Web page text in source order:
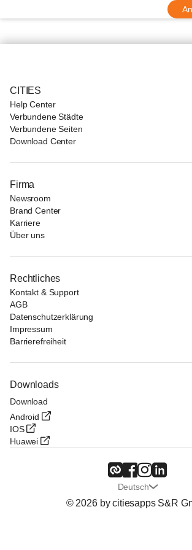
CITIES
Help Center
Verbundene Städte
Verbundene Seiten
Download Center
Firma
Newsroom
Brand Center
Karriere
Über uns
Rechtliches
Kontakt & Support
AGB
Datenschutzerklärung
Impressum
Barrierefreiheit
Downloads
Download
Android
IOS
Huawei
Deutsch
© 2026 by citiesapps S&R